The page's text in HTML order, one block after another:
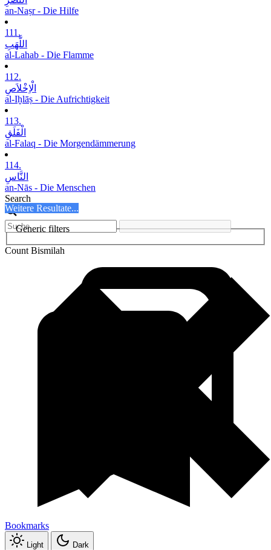
an-Naṣr - Die Hilfe
111.
اللَّھَبِ
al-Lahab - Die Flamme
112.
الْاِخْلاَصِ
al-Iḫlāṣ - Die Aufrichtigkeit
113.
الْفَلَقِ
al-Falaq - Die Morgendämmerung
114.
النَّاسِ
an-Nās - Die Menschen
Search
Weitere Resultate...
Generic filters
Count Bismilah
Bookmarks
Light
Dark